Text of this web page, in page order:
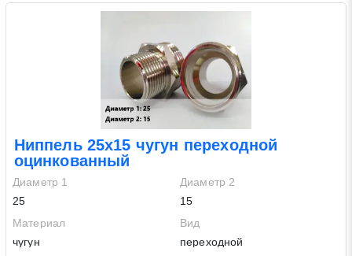
Ниппель 25х15 чугун переходной
оцинкованный
Диаметр 1
25
Диаметр 2
15
Материал
чугун
Вид
переходной